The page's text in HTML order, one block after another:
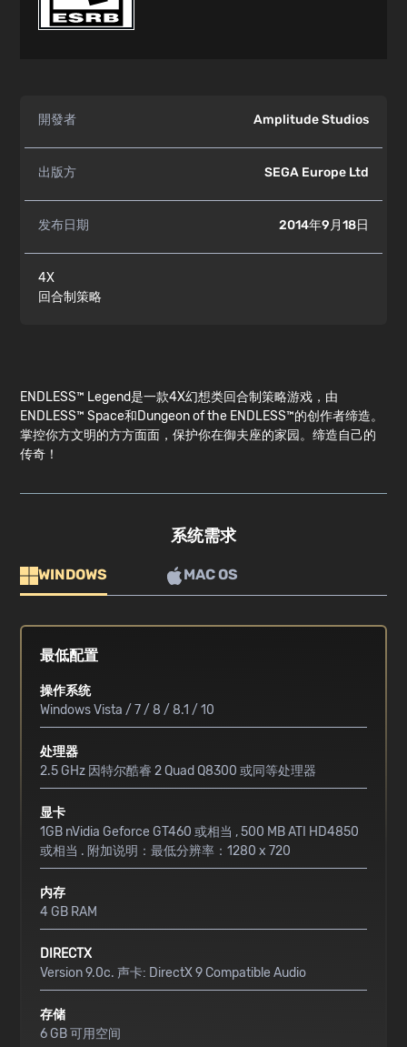
開發者 Amplitude Studios
出版方 SEGA Europe Ltd
发布日期 2014年9月18日
4X
回合制策略
ENDLESS™ Legend是一款4X幻想类回合制策略游戏，由
ENDLESS™ Space和Dungeon of the ENDLESS™的创作者缔造。
掌控你方文明的方方面面，保护你在御夫座的家园。缔造自己的
传奇！
系统需求
WINDOWS MAC OS
最低配置
操作系统
Windows Vista / 7 / 8 / 8.1 / 10
处理器
2.5 GHz 因特尔酷睿 2 Quad Q8300 或同等处理器
显卡
1GB nVidia Geforce GT460 或相当 , 500 MB ATI HD4850
或相当 . 附加说明：最低分辨率：1280 x 720
内存
4 GB RAM
DIRECTX
Version 9.0c. 声卡: DirectX 9 Compatible Audio
存储
6 GB 可用空间